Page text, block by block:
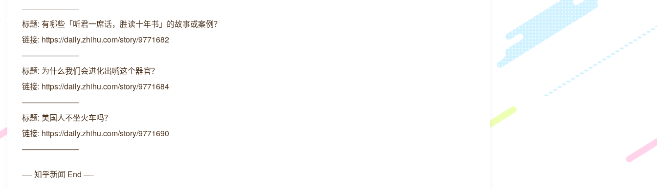
———————-
标题: 有哪些「听君一席话，胜读十年书」的故事或案例？
链接: https://daily.zhihu.com/story/9771682
———————-
标题: 为什么我们会进化出嘴这个器官？
链接: https://daily.zhihu.com/story/9771684
———————-
标题: 美国人不坐火车吗？
链接: https://daily.zhihu.com/story/9771690
———————-
—- 知乎新闻 End —-